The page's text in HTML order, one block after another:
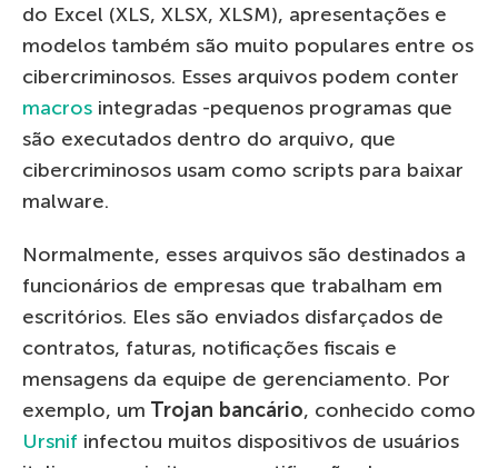
do Excel (XLS, XLSX, XLSM), apresentações e
modelos também são muito populares entre os
cibercriminosos. Esses arquivos podem conter
macros integradas -pequenos programas que
são executados dentro do arquivo, que
cibercriminosos usam como scripts para baixar
malware.
Normalmente, esses arquivos são destinados a
funcionários de empresas que trabalham em
escritórios. Eles são enviados disfarçados de
contratos, faturas, notificações fiscais e
mensagens da equipe de gerenciamento. Por
exemplo, um Trojan bancário, conhecido como
Ursnif infectou muitos dispositivos de usuários